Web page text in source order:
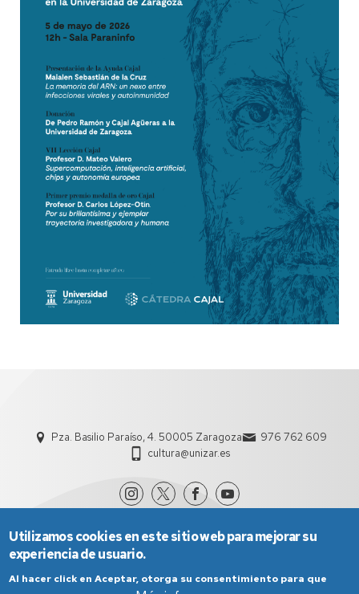
Pza. Basilio Paraíso, 4. 50005 Zaragoza
976 762 609
cultura@unizar.es
Utilizamos cookies en este sitio web para mejorar su
experiencia de usuario.
Al hacer click en Aceptar, otorga su consentimiento para que